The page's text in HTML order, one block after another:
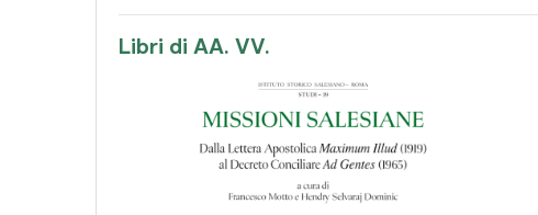
Libri di AA. VV.